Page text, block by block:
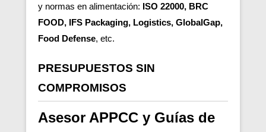
y normas en alimentación: ISO 22000, BRC
FOOD, IFS Packaging, Logistics, GlobalGap,
Food Defense, etc.
PRESUPUESTOS SIN
COMPROMISOS
Asesor APPCC y Guías de